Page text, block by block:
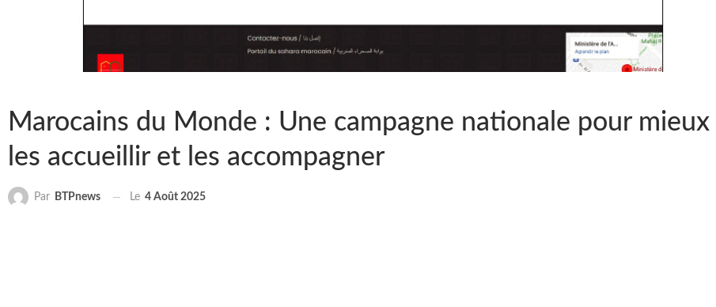
Marocains du Monde : Une campagne nationale pour mieux
les accueillir et les accompagner
Par BTPnews Le 4 Août 2025